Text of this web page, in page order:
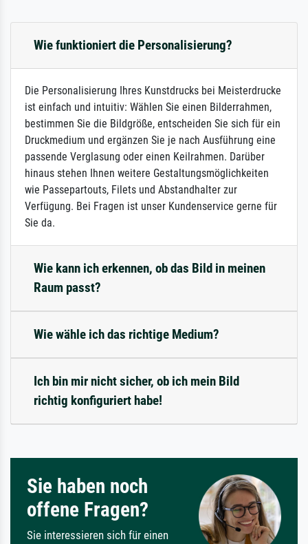
Wie funktioniert die Personalisierung?
Die Personalisierung Ihres Kunstdrucks bei Meisterdrucke
ist einfach und intuitiv: Wählen Sie einen Bilderrahmen,
bestimmen Sie die Bildgröße, entscheiden Sie sich für ein
Druckmedium und ergänzen Sie je nach Ausführung eine
passende Verglasung oder einen Keilrahmen. Darüber
hinaus stehen Ihnen weitere Gestaltungsmöglichkeiten
wie Passepartouts, Filets und Abstandhalter zur
Verfügung. Bei Fragen ist unser Kundenservice gerne für
Sie da.
Wie kann ich erkennen, ob das Bild in meinen
Raum passt?
Wie wähle ich das richtige Medium?
Ich bin mir nicht sicher, ob ich mein Bild
richtig konfiguriert habe!
Sie haben noch
offene Fragen?
Sie interessieren sich für einen